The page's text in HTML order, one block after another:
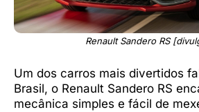
Renault Sandero RS
Um dos carros mais divertidos
Brasil, o Renault Sandero RS
mecânica simples e fácil de